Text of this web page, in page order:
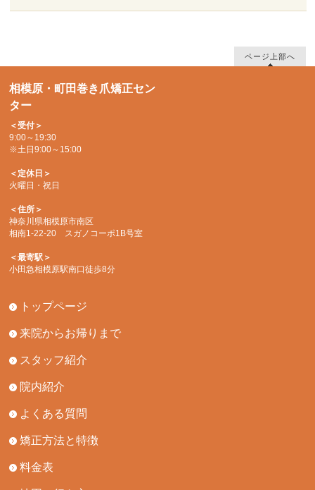
ページ上部へ
相模原・町田巻き爪矯正セン
ター
＜受付＞
9:00～19:30
※土日9:00～15:00
＜定休日＞
火曜日・祝日
＜住所＞
神奈川県相模原市南区
相南1-22-20 スガノコーポ1B号室
＜最寄駅＞
小田急相模原駅南口徒歩8分
トップページ
来院からお帰りまで
スタッフ紹介
院内紹介
よくある質問
矯正方法と特徴
料金表